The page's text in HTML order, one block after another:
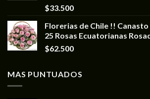
$33.500
Florerias de Chile !!
25 Rosas Ecuatorianas
$62.500
MAS PUNTUADOS